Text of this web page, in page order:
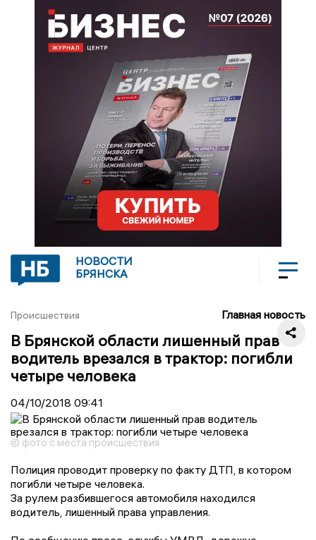
НОВОСТИ
БРЯНСКА
Происшествия Главная новость
В Брянской области лишенный прав
водитель врезался в трактор: погибли
четыре человека
04/10/2018 09:41
© фото с места происшествия
Полиция проводит проверку по факту ДТП, в котором
погибли четыре человека.
За рулем разбившегося автомобиля находился
водитель, лишенный права управления.